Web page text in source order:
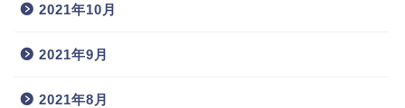
2021年10月
2021年9月
2021年8月